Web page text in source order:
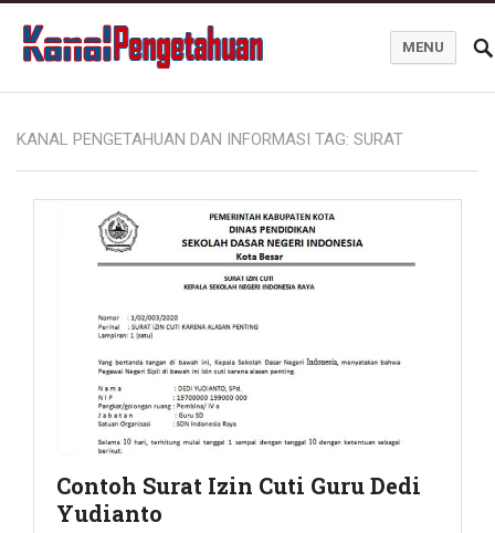
MENU
KANAL PENGETAHUAN DAN INFORMASI TAG: SURAT
Contoh Surat Izin Cuti Guru Dedi
Yudianto